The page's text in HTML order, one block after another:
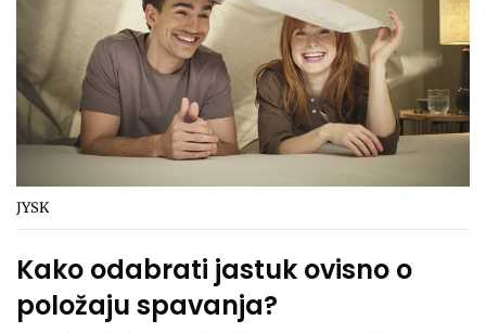
JYSK
Kako odabrati jastuk ovisno o
položaju spavanja?